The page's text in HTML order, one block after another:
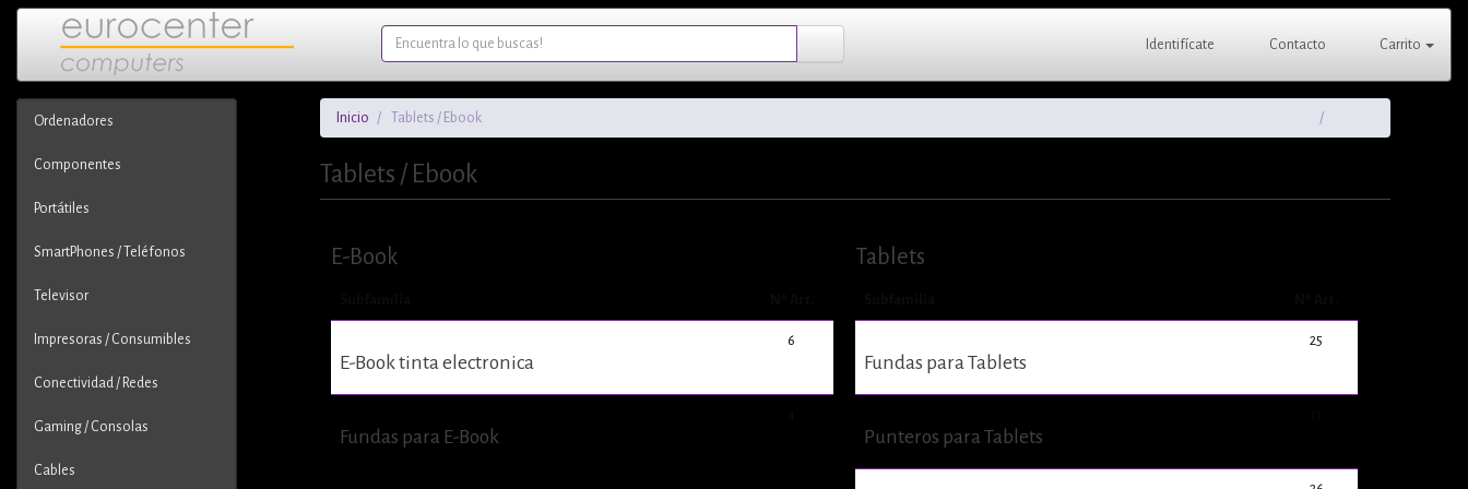
Identifícate Contacto Carrito
Ordenadores
Componentes
Portátiles
SmartPhones / Teléfonos
Televisor
Impresoras / Consumibles
Conectividad / Redes
Gaming / Consolas
Cables
Inicio Tablets / Ebook
Tablets / Ebook
E-Book
E-Book tinta electronica
6
Fundas para E-Book
Tablets
Fundas para Tablets
25
Punteros para Tablets